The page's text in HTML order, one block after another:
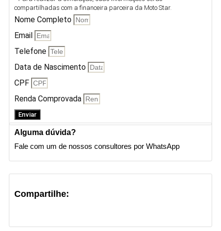
compartilhadas com a financeira parceira da Moto Star.
Nome Completo
Email
Telefone
Data de Nascimento
CPF
Renda Comprovada
Enviar
Alguma dúvida?
Fale com um de nossos consultores por WhatsApp
Compartilhe: